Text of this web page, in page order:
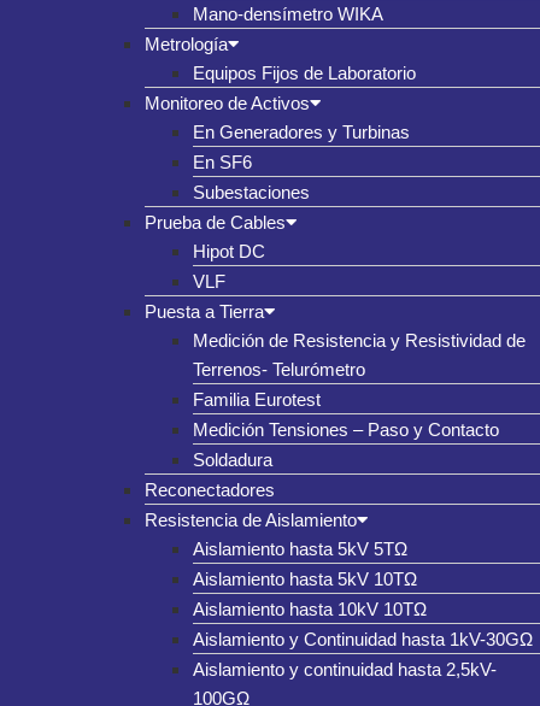
Mano-densímetro WIKA
Metrología
Equipos Fijos de Laboratorio
Monitoreo de Activos
En Generadores y Turbinas
En SF6
Subestaciones
Prueba de Cables
Hipot DC
VLF
Puesta a Tierra
Medición de Resistencia y Resistividad de
Terrenos- Telurómetro
Familia Eurotest
Medición Tensiones – Paso y Contacto
Soldadura
Reconectadores
Resistencia de Aislamiento
Aislamiento hasta 5kV 5TΩ
Aislamiento hasta 5kV 10TΩ
Aislamiento hasta 10kV 10TΩ
Aislamiento y Continuidad hasta 1kV-30GΩ
Aislamiento y continuidad hasta 2,5kV-
100GΩ